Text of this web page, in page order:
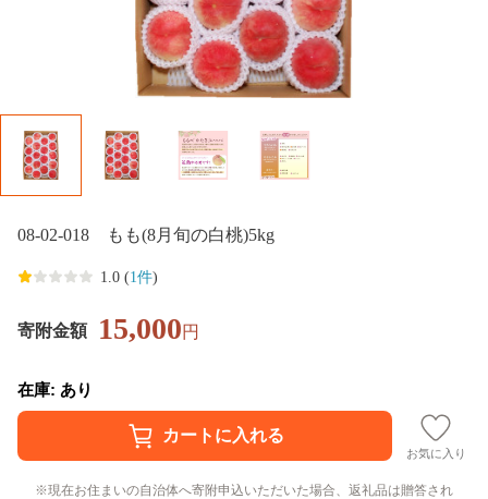
08-02-018 もも(8月旬の白桃)5kg
1.0 (1件)
寄附金額 15,000円
在庫: あり
お気に入り
現在お住まいの自治体へ寄附申込いただいた場合、返礼品は贈答され